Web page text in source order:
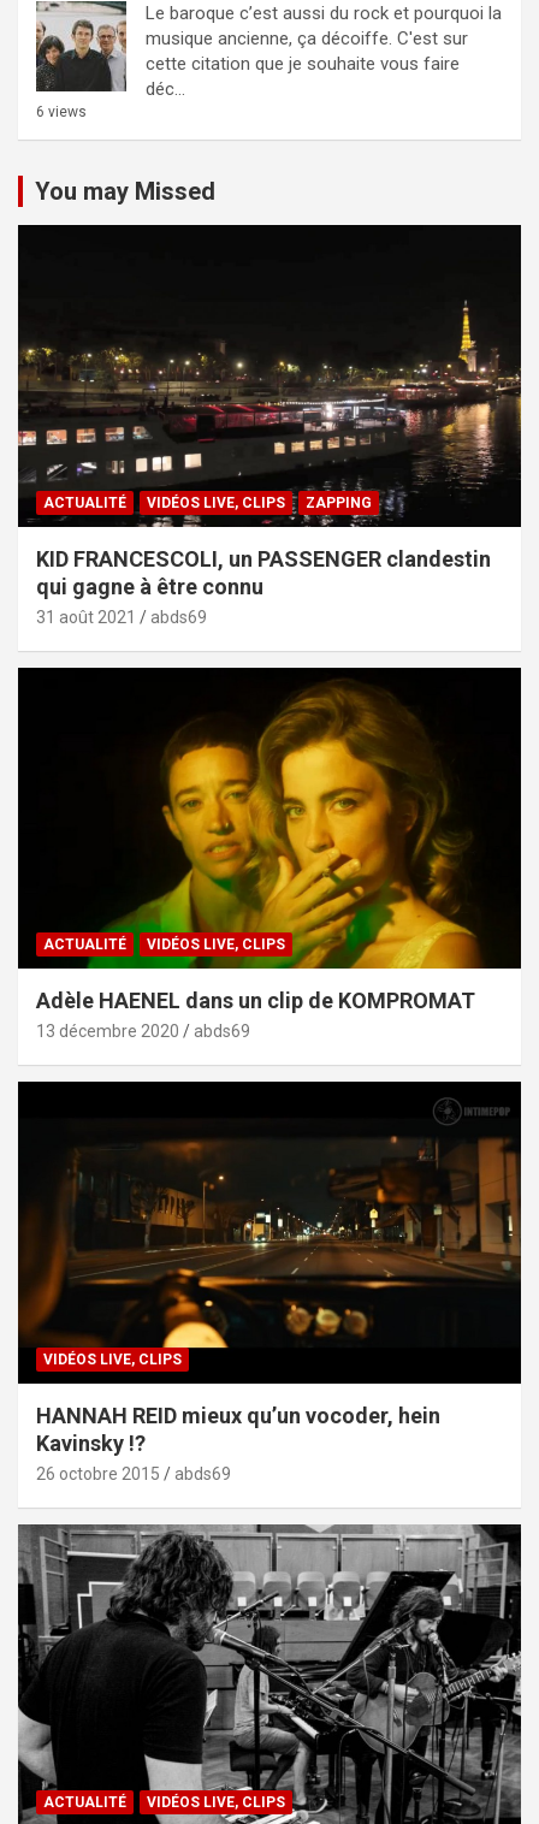
Le baroque c’est aussi du rock et pourquoi la
musique ancienne, ça décoiffe. C'est sur
cette citation que je souhaite vous faire
déc...
6 views
You may Missed
ACTUALITÉ VIDÉOS LIVE, CLIPS ZAPPING
KID FRANCESCOLI, un PASSENGER clandestin
qui gagne à être connu
31 août 2021 abds69
ACTUALITÉ VIDÉOS LIVE, CLIPS
Adèle HAENEL dans un clip de KOMPROMAT
13 décembre 2020 abds69
VIDÉOS LIVE, CLIPS
HANNAH REID mieux qu’un vocoder, hein
Kavinsky !?
26 octobre 2015 abds69
ACTUALITÉ VIDÉOS LIVE, CLIPS